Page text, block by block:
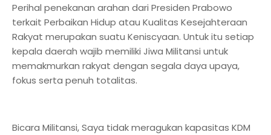
Perihal penekanan arahan dari Presiden Prabowo
terkait Perbaikan Hidup atau Kualitas Kesejahteraan
Rakyat merupakan suatu Keniscyaan. Untuk itu setiap
kepala daerah wajib memiliki Jiwa Militansi untuk
memakmurkan rakyat dengan segala daya upaya,
fokus serta penuh totalitas.
Bicara Militansi, Saya tidak meragukan kapasitas KDM